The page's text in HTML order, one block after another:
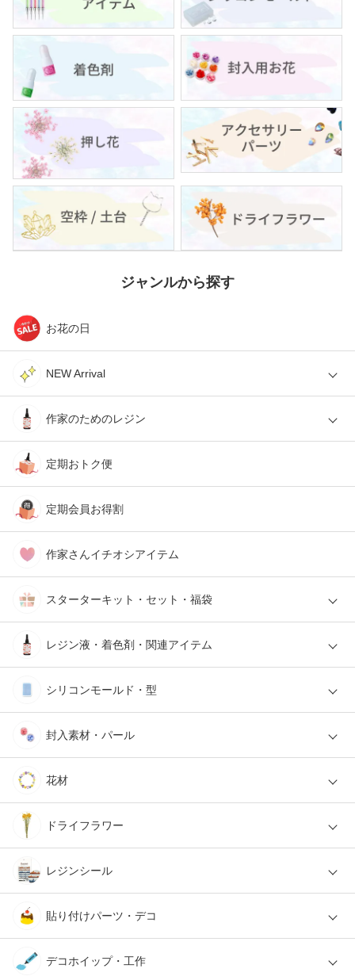
ジャンルから探す
お花の日
NEW Arrival
作家のためのレジン
定期おトク便
定期会員お得割
作家さんイチオシアイテム
スターターキット・セット・福袋
レジン液・着色剤・関連アイテム
シリコンモールド・型
封入素材・パール
花材
ドライフラワー
レジンシール
貼り付けパーツ・デコ
デコホイップ・工作